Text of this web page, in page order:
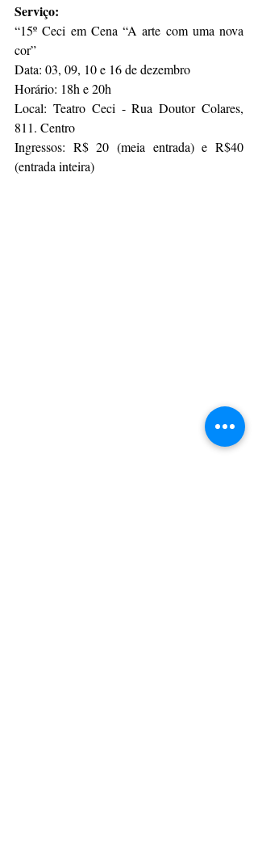
Serviço:
“15º Ceci em Cena “A arte com uma nova
cor”
Data: 03, 09, 10 e 16 de dezembro
Horário: 18h e 20h
Local: Teatro Ceci - Rua Doutor Colares,
811. Centro
Ingressos: R$ 20 (meia entrada) e R$40
(entrada inteira)